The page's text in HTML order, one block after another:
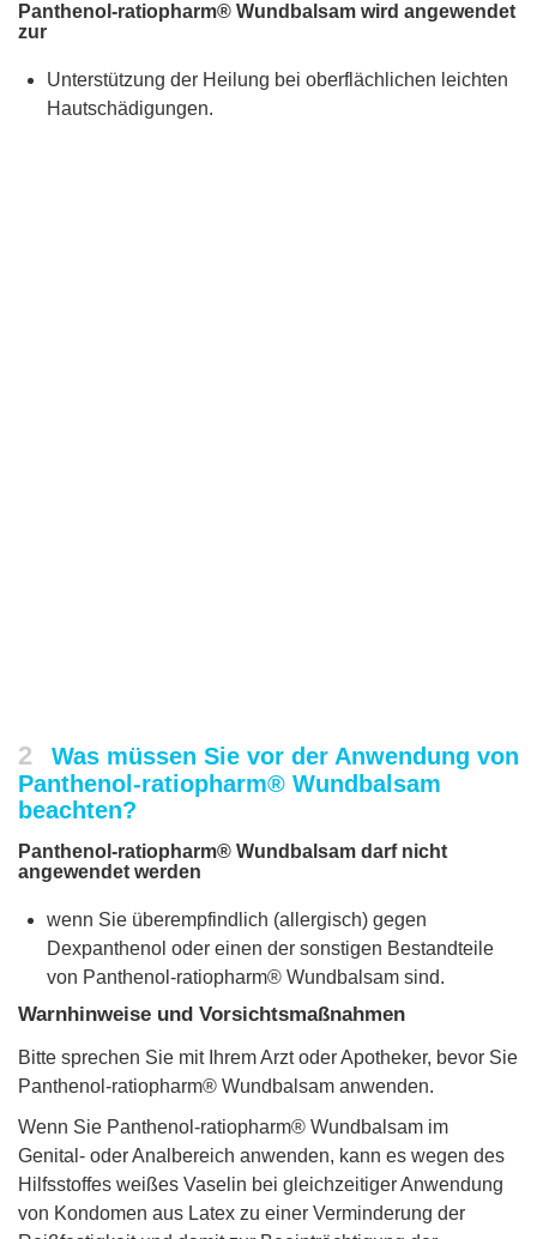
Panthenol-ratiopharm® Wundbalsam wird angewendet
zur
Unterstützung der Heilung bei oberflächlichen leichten
Hautschädigungen.
2
Was müssen Sie vor der Anwendung von
Panthenol-ratiopharm® Wundbalsam
beachten?
Panthenol-ratiopharm® Wundbalsam darf nicht
angewendet werden
wenn Sie überempfindlich (allergisch) gegen
Dexpanthenol oder einen der sonstigen Bestandteile
von Panthenol-ratiopharm® Wundbalsam sind.
Warnhinweise und Vorsichtsmaßnahmen
Bitte sprechen Sie mit Ihrem Arzt oder Apotheker, bevor Sie
Panthenol-ratiopharm® Wundbalsam anwenden.
Wenn Sie Panthenol-ratiopharm® Wundbalsam im
Genital- oder Analbereich anwenden, kann es wegen des
Hilfsstoffes weißes Vaselin bei gleichzeitiger Anwendung
von Kondomen aus Latex zu einer Verminderung der